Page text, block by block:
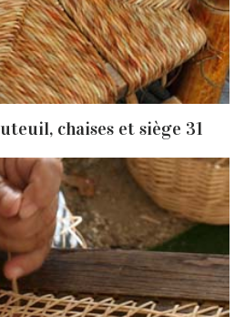
chaises et siège 31